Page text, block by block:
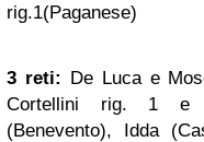
rig.1(Paganese)
3 reti: De Luca e
Cortellini rig. 1 e
(Benevento), Idda